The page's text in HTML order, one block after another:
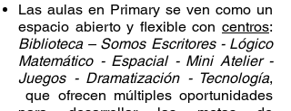
Las aulas en Primary se ven como un
espacio abierto y flexible con centros:
Biblioteca – Somos Escritores - Lógico
Matemático - Espacial - Mini Atelier -
Juegos - Dramatización - Tecnología,
que ofrecen múltiples oportunidades